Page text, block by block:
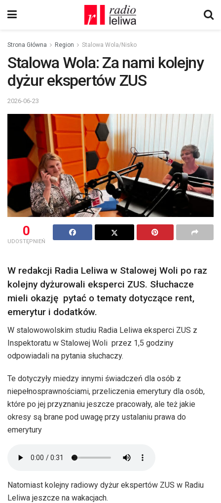
Strona Główna Region Stalowa Wola/Nisko
Stalowa Wola: Za nami kolejny
dyżur ekspertów ZUS
2026-06-23
0
UDOSTĘPNIEŃ
W redakcji Radia Leliwa w Stalowej Woli po raz
kolejny dyżurowali eksperci ZUS. Słuchacze
mieli okazję pytać o tematy dotyczące rent,
emerytur i dodatków.
W stalowowolskim studiu Radia Leliwa eksperci ZUS z
Inspektoratu w Stalowej Woli przez 1,5 godziny
odpowiadali na pytania słuchaczy.
Te dotyczyły miedzy innymi świadczeń dla osób z
niepełnosprawnościami, przeliczenia emerytury dla osób,
które po jej przyznaniu jeszcze pracowały, ale też jakie
okresy są brane pod uwagę przy ustalaniu prawa do
emerytury
Natomiast kolejny radiowy dyżur ekspertów ZUS w Radiu
Leliwa jeszcze na wakacjach.